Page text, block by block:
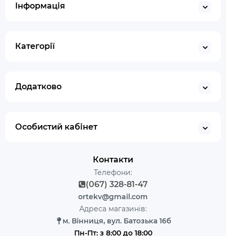
Інформація
Категорії
Додатково
Особистий кабінет
Контакти
Телефони:
(067) 328-81-47
ortekv@gmail.com
Адреса магазинів:
м. Вінниця, вул. Батозька 16б
Пн-Пт: з 8:00 до 18:00